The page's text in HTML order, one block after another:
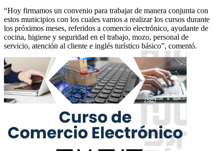
“Hoy firmamos un convenio para trabajar de manera conjunta con
estos municipios con los cuales vamos a realizar los cursos durante
los próximos meses, referidos a comercio electrónico, ayudante de
cocina, higiene y seguridad en el trabajo, mozo, personal de
servicio, atención al cliente e inglés turístico básico”, comentó.